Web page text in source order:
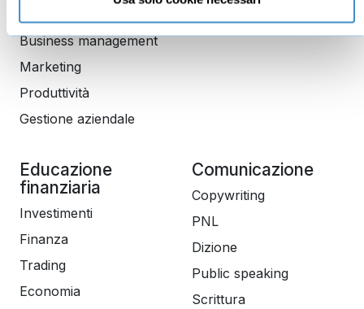
Business management
Marketing
Produttività
Gestione aziendale
Educazione
finanziaria
Investimenti
Finanza
Trading
Economia
Comunicazione
Copywriting
PNL
Dizione
Public speaking
Scrittura